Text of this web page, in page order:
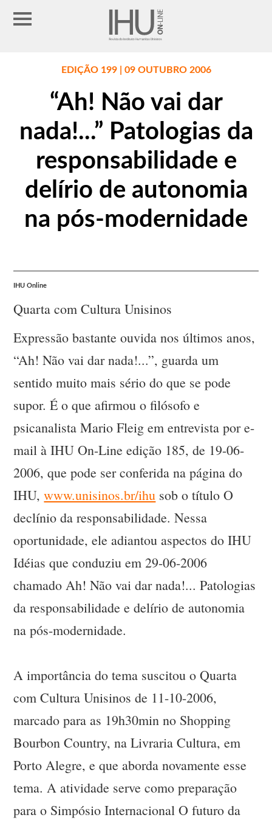
EDIÇÃO 199 | 09 OUTUBRO 2006
“Ah! Não vai dar
nada!...” Patologias da
responsabilidade e
delírio de autonomia
na pós-modernidade
IHU Online
Quarta com Cultura Unisinos
Expressão bastante ouvida nos últimos anos,
“Ah! Não vai dar nada!...”, guarda um
sentido muito mais sério do que se pode
supor. É o que afirmou o filósofo e
psicanalista Mario Fleig em entrevista por e-
mail à IHU On-Line edição 185, de 19-06-
2006, que pode ser conferida na página do
IHU,www.unisinos.br/ihu sob o título O
declínio da responsabilidade. Nessa
oportunidade, ele adiantou aspectos do IHU
Idéias que conduziu em 29-06-2006
chamado Ah! Não vai dar nada!... Patologias
da responsabilidade e delírio de autonomia
na pós-modernidade.
A importância do tema suscitou o Quarta
com Cultura Unisinos de 11-10-2006,
marcado para as 19h30min no Shopping
Bourbon Country, na Livraria Cultura, em
Porto Alegre, e que aborda novamente esse
tema. A atividade serve como preparação
para o Simpósio Internacional O futuro da